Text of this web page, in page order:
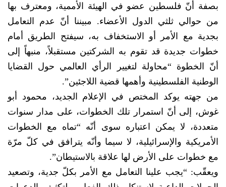
بصفة أنّ فلسطين عضو في الهيئة الأممية، ومعترف بها
من حوالي ثلثي الدول الأعضاء. مبيننا أنّ عدم التعامل
بجدية مع الأمر أو الاستخفاف به، سيفتح الطريق أمام
خطوات جديدة قد تقوم به الشركتين مستقبلاً، منبهاً إلى
أنّ الخطوة “محاولة لتغيير الرأي العالمي حول القضايا
الوطنية الفلسطينية وأهمها قضية اللاجئين”.
من جهته يوكد المختص في الإعلام الجديد، محمود أبو
غوش، إلى أنّ استمرار تلك الخطوات، على مدار سنوات
متعددة، لا يمكن اعتباره سوى أنّه “تماه مع الخطوات
الأمريكية والإسرائيلية، لا سيما وأنّه يترافق في كلّ مرّة
مع خطوات على الأرض لها علاقة بالاستيطان”.
ويعقّب: “يجب علينا التعامل مع الأمر بكلّ جدية، وتصعيد